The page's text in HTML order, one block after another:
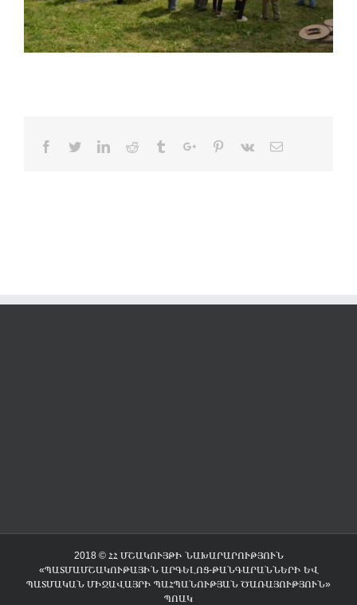
Facebook
TwitterLinkedinReddit TumblrGoogle+Pinterest
Vk Email
2018 © ՀՀ ՄՇԱԿՈՒՅԹԻ ՆԱԽԱՐԱՐՈՒԹՅՈՒՆ
«ՊԱՏՄԱՄՇԱԿՈՒԹԱՅԻՆ ԱՐԳԵԼՈՑ-ԹԱՆԳԱՐԱՆՆԵՐԻ ԵՎ
ՊԱՏՄԱԿԱՆ ՄԻՋԱՎԱՅՐԻ ՊԱՀՊԱՆՈՒԹՅԱՆ ԾԱՌԱՅՈՒԹՅՈՒՆ»
ՊՈԱԿ